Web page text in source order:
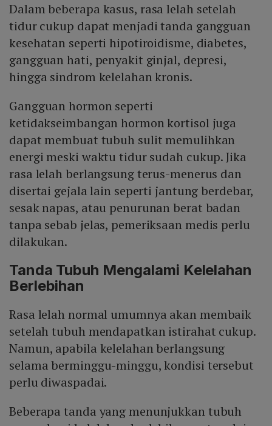
Dalam beberapa kasus, rasa lelah setelah
tidur cukup dapat menjadi tanda gangguan
kesehatan seperti hipotiroidisme, diabetes,
gangguan hati, penyakit ginjal, depresi,
hingga sindrom kelelahan kronis.
Gangguan hormon seperti
ketidakseimbangan hormon kortisol juga
dapat membuat tubuh sulit memulihkan
energi meski waktu tidur sudah cukup. Jika
rasa lelah berlangsung terus-menerus dan
disertai gejala lain seperti jantung berdebar,
sesak napas, atau penurunan berat badan
tanpa sebab jelas, pemeriksaan medis perlu
dilakukan.
Tanda Tubuh Mengalami Kelelahan
Berlebihan
Rasa lelah normal umumnya akan membaik
setelah tubuh mendapatkan istirahat cukup.
Namun, apabila kelelahan berlangsung
selama berminggu-minggu, kondisi tersebut
perlu diwaspadai.
Beberapa tanda yang menunjukkan tubuh